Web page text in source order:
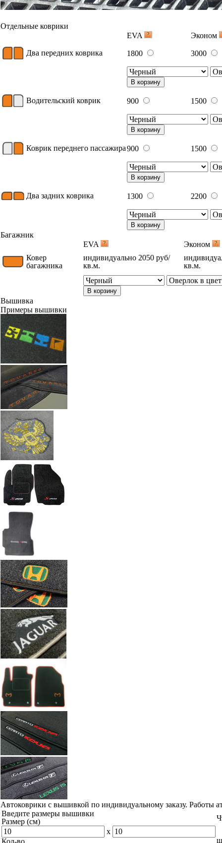
В корзину
Вышивка
Примеры вышивки
Автоковрики с вышивкой по индивидуальному заказу. Работы
Введите размеры вышивки
Размер (см)
Кол-во
Стоимость
2 100 руб.
Оформить заказ
Звоните:
купить коврик в машину.
Наши работы